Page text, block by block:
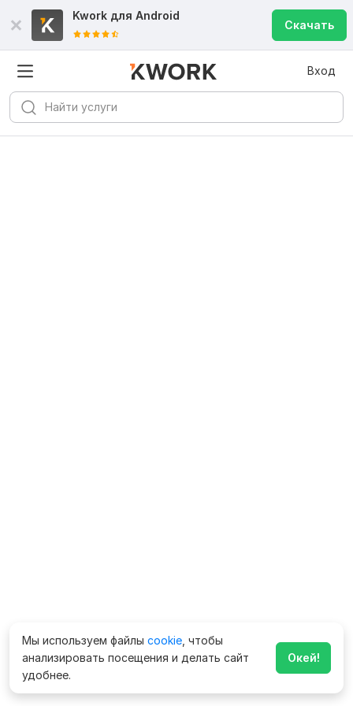
Kwork для Android
Скачать
Вход
Мы используем файлы cookie , чтобы
анализировать посещения и делать сайт
удобнее.
Окей!